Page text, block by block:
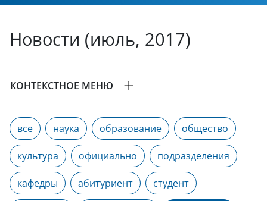
Новости (июль, 2017)
КОНТЕКСТНОЕ МЕНЮ
все наука образование общество
культура официально подразделения
кафедры абитуриент студент